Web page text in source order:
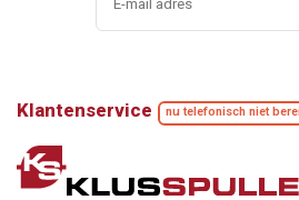
Klantenservice nu telefonisch niet